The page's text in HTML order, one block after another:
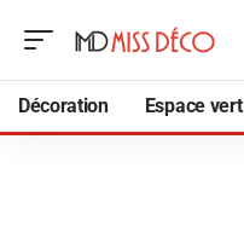
Décoration Espace vert